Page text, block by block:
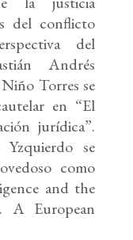
del conflicto
del
Andrés
Torres se
en “El
jurídica”.
se
como
and the
A European